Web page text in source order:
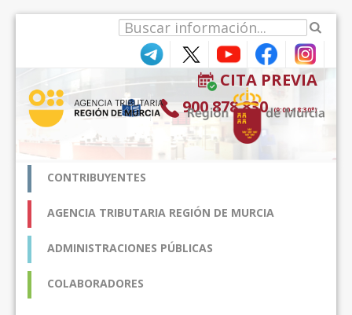
CITA PREVIA
900 878 830 (9:00-18:30*)
CONTRIBUYENTES
AGENCIA TRIBUTARIA REGIÓN DE MURCIA
ADMINISTRACIONES PÚBLICAS
COLABORADORES